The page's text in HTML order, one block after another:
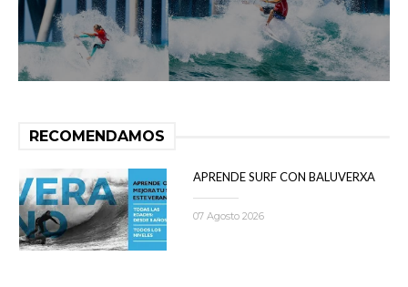
RECOMENDAMOS
APRENDE SURF CON BALUVERXA
07 Agosto 2026